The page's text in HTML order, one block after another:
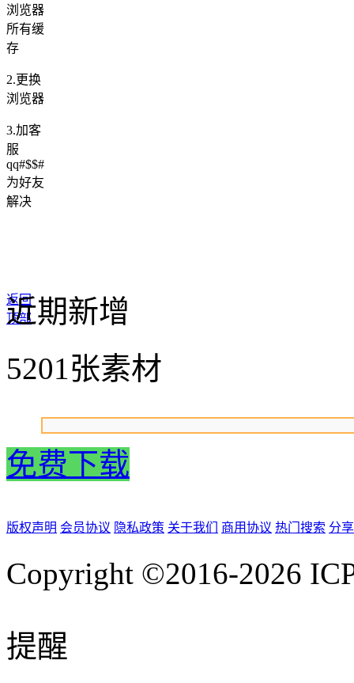
浏览器
所有缓
存
2.更换
浏览器
3.加客
服
qq#$$#
为好友
解决
返回
顶部
近期新增
5201张素材
免费下载
版权声明 会员协议 隐私政策 关于我们 商用协议 热门搜索 分
Copyright ©2016-2026
提醒